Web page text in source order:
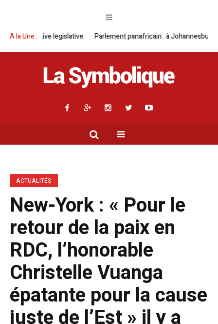
A la Une :Parlement panafricain : à Johannesburg, Aimé Boji Sangara
ACTUALITÉS
New-York : « Pour le
retour de la paix en
RDC, l’honorable
Christelle Vuanga
épatante pour la cause
juste de l’Est » il y a